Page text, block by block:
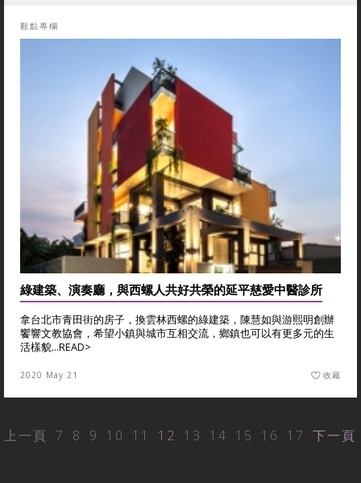
觀點專欄
綠建築、演奏廳，與西螺人共好共榮的延平慈愛中醫診所
拿台北市青田街的房子，換雲林西螺的綠建築，陳慧如與游熙明創辦
饗響文教協會，希望小鎮與城市互相交流，鄉鎮也可以有更多元的生
活樣貌...READ>
2020 May 21 收藏
上一頁 7 8 9 10 11 12 13 14 15 16 17 下一頁